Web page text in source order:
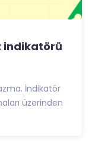
indikatörü
İndikatör
üzerinden